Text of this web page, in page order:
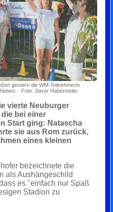
gestern die WM-Teilnehmerin
- Foto: Xaver Habermeier
vierte Neuburger
bei einer
Start ging: Natascha
sie aus Rom zurück,
eines kleinen
bezeichnete die
als Aushängeschild
es "einfach nur Spaß
Stadion zu